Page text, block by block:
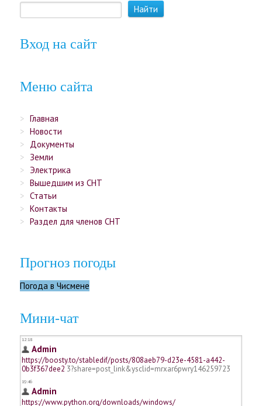
Вход на сайт
Меню сайта
Главная
Новости
Документы
Земли
Электрика
Вышедшим из СНТ
Статьи
Контакты
Раздел для членов СНТ
Прогноз погоды
Погода в Чисмене
Мини-чат